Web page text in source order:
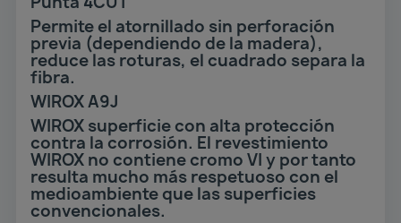
Permite el atornillado sin perforación
previa (dependiendo de la madera),
reduce las roturas, el cuadrado separa la
fibra.
WIROX A9J
WIROX superficie con alta protección
contra la corrosión. El revestimiento
WIROX no contiene cromo VI y por tanto
resulta mucho más respetuoso con el
medioambiente que las superficies
convencionales.